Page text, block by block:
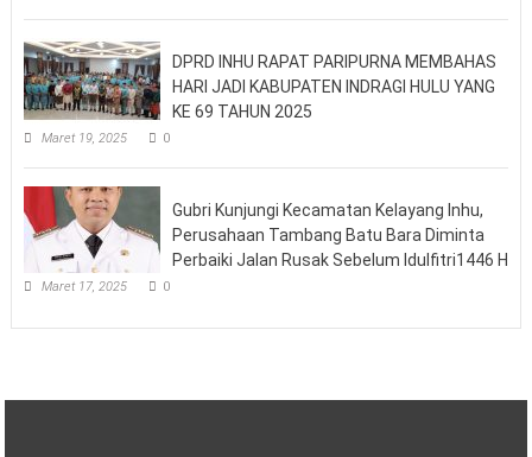
DPRD INHU RAPAT PARIPURNA MEMBAHAS
HARI JADI KABUPATEN INDRAGI HULU YANG
KE 69 TAHUN 2025
Maret 19, 2025 0
Gubri Kunjungi Kecamatan Kelayang Inhu,
Perusahaan Tambang Batu Bara Diminta
Perbaiki Jalan Rusak Sebelum Idulfitri1446 H
Maret 17, 2025 0